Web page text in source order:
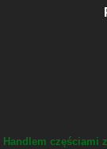
Handlem częściami